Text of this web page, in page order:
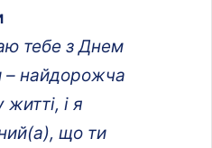
тебе з Днем
– найдорожча
і я
що ти